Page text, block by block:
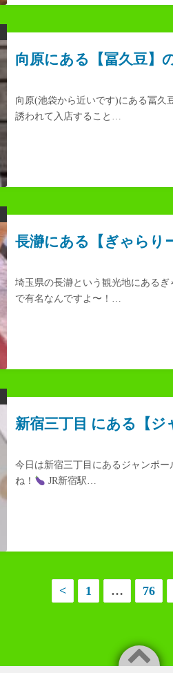
向原にある【冨久豆】
向原(池袋から近いです)にある冨久
誘われて入店すること…
長瀞にある【ぎゃら
埼玉県の長瀞という観光地にある
で有名なんですよ〜！…
新宿三丁目 にある【
今日は新宿三丁目にあるジャンポ
ね！
JR新宿駅…
< 1 … 76